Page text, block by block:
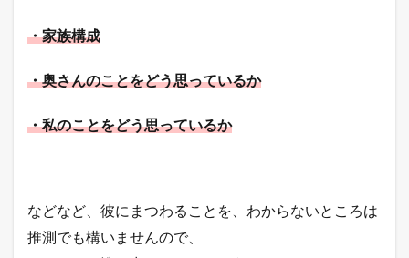
・家族構成
・奥さんのことをどう思っているか
・私のことをどう思っているか
などなど、彼にまつわることを、わからないところは
推測でも構いませんので、